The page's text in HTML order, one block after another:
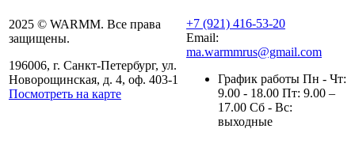
2025 © WARMM. Все права
защищены.
196006, г. Санкт-Петербург, ул.
Новорощинская, д. 4, оф. 403-1
Посмотреть на карте
+7 (921) 416-53-20
Email:
ma.warmmrus@gmail.com
График работы Пн - Чт:
9.00 - 18.00 Пт: 9.00 –
17.00 Сб - Вс:
выходные